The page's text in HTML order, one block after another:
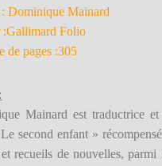
Dominique Mainard
:Gallimard Folio
de pages :305
Mainard est traductrice
second enfant »
recueils de nouvelles,